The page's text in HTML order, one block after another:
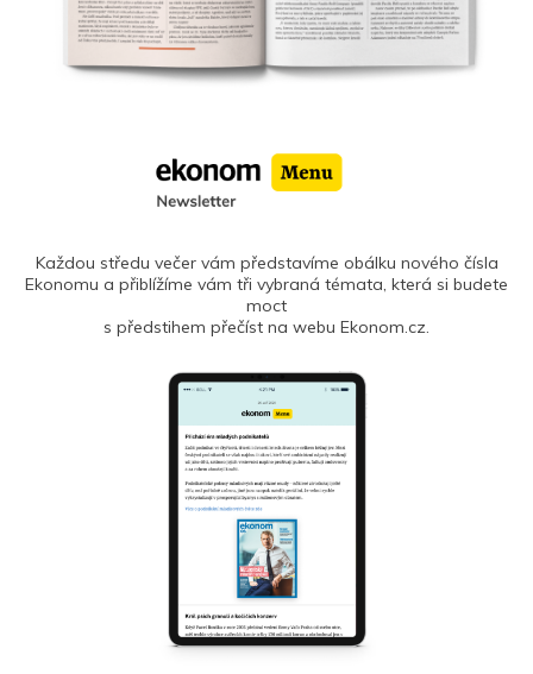
Každou středu večer vám představíme obálku nového čísla
Ekonomu a přiblížíme vám tři vybraná témata, která si budete
moct
s předstihem přečíst na webu Ekonom.cz.